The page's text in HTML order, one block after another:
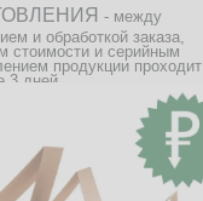
- между
и обработкой заказа,
стоимости и серийным
продукции проходит
3 дней.